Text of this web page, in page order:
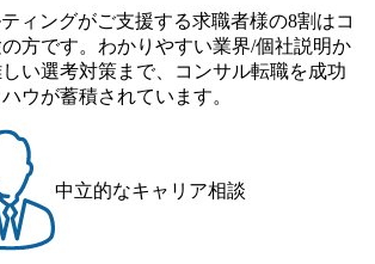
article/382811) シンプレクスと
、東京都港区の行政手続き100%デジタル
articles/-/3520247) 【未経験
オファー ・ワンプールで様々なインダ
を学べる環境 【コンサルファーム経験
軸足を置きながら、他領域にもチャレン
イトルアップでのオファー ・現職ファー
ー年収 ・実力主義でプロモーションでき
プもあり） ・週に1度のアサインｍｔｇで
始業・終業時刻の繰り上げ・繰り下げが
： 子1人につき5日まで取得でき、1時間
能 家族看護休暇： 5日まで取得で
得することも可能 【独身寮、住宅手当制
富山事業所の近くに、白風寮と青風寮の2
下の入居基準を満たす方が入居可能で
・満33歳までの独身者 ・自宅から勤務地
が2時間を超えること 住宅手当： 本社の
社宅等が無いため、条件を満たす方には
ます。 また、独身寮は男性のみの入居と
ィングがご支援する求職者様の8割はコ
方です。わかりやすい業界/個社説明か
い選考対策まで、コンサル転職を成功
ウが蓄積されています。
中立的なキャリア相談